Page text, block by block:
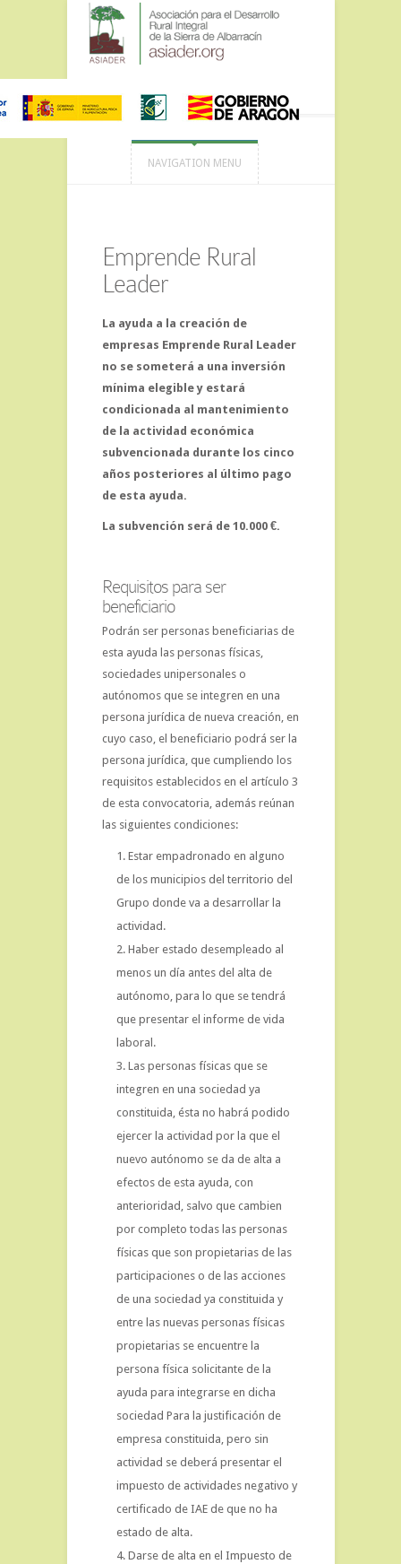
NAVIGATION MENU
Emprende Rural
Leader
La ayuda a la creación de
empresas Emprende Rural Leader
no se someterá a una inversión
mínima elegible y estará
condicionada al mantenimiento
de la actividad económica
subvencionada durante los cinco
años posteriores al último pago
de esta ayuda.
La subvención será de 10.000 €.
Requisitos para ser
beneficiario
Podrán ser personas beneficiarias de
esta ayuda las personas físicas,
sociedades unipersonales o
autónomos que se integren en una
persona jurídica de nueva creación, en
cuyo caso, el beneficiario podrá ser la
persona jurídica, que cumpliendo los
requisitos establecidos en el artículo 3
de esta convocatoria, además reúnan
las siguientes condiciones:
Estar empadronado en alguno
de los municipios del territorio del
Grupo donde va a desarrollar la
actividad.
Haber estado desempleado al
menos un día antes del alta de
autónomo, para lo que se tendrá
que presentar el informe de vida
laboral.
Las personas físicas que se
integren en una sociedad ya
constituida, ésta no habrá podido
ejercer la actividad por la que el
nuevo autónomo se da de alta a
efectos de esta ayuda, con
anterioridad, salvo que cambien
por completo todas las personas
físicas que son propietarias de las
participaciones o de las acciones
de una sociedad ya constituida y
entre las nuevas personas físicas
propietarias se encuentre la
persona física solicitante de la
ayuda para integrarse en dicha
sociedad Para la justificación de
empresa constituida, pero sin
actividad se deberá presentar el
impuesto de actividades negativo y
certificado de IAE de que no ha
estado de alta.
Darse de alta en el Impuesto de